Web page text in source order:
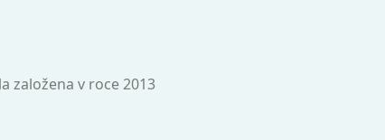
založena v roce 2013